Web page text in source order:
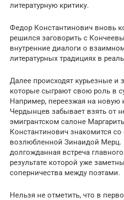
литературную критику.
Федор Константинович вновь
решился заговорить с
внутренние диалоги о
литературных традициях в
Далее происходят курьезные и
которые сыграют свою роль в
Например, переезжая на новую
Чердынцев забывает взять от
эмигрантском салоне
Константинович знакомится
возлюбленной Зинаидой Мерц.
долгожданная встреча
результате которой уже
соперничества между поэтами.
Нельзя не отметить, что в